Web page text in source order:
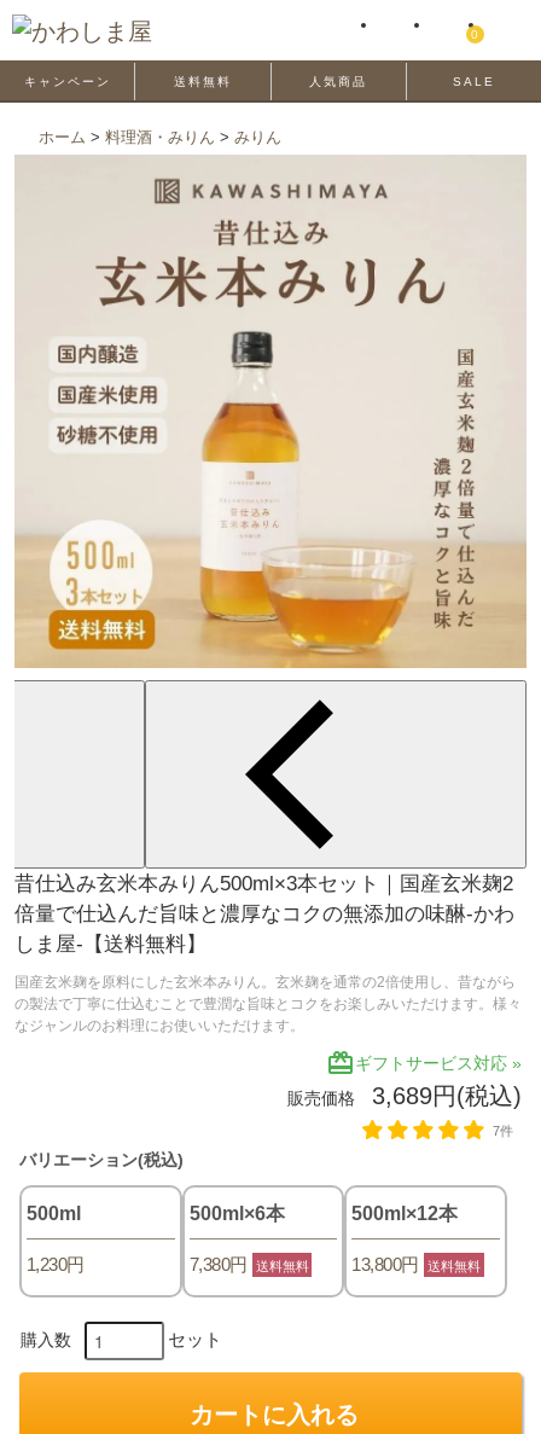
0
キャンペーン 送料無料 人気商品 SALE
ホーム > 料理酒・みりん > みりん
昔仕込み玄米本みりん500ml×3本セット｜国産玄米麹2
倍量で仕込んだ旨味と濃厚なコクの無添加の味醂-かわ
しま屋-【送料無料】
国産玄米麹を原料にした玄米本みりん。玄米麹を通常の2倍使用し、昔ながら
の製法で丁寧に仕込むことで豊潤な旨味とコクをお楽しみいただけます。様々
なジャンルのお料理にお使いいただけます。
redeemギフトサービス対応 »
販売価格 3,689円(税込)
7件
バリエーション(税込)
500ml
1,230円
500ml×6本
7,380円 送料無料
500ml×12本
13,800円 送料無料
購入数 セット
カートに入れる